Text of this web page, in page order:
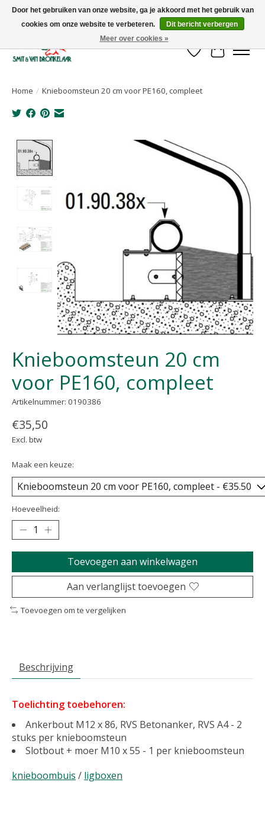
Uw leverancier voor stalinrichtingen en het opruwen van betonvloeren!
Verlanglijst
Home / Knieboomsteun 20 cm voor PE160, compleet
Product image slideshow Items
Knieboomsteun 20 cm
voor PE160, compleet
Artikelnummer: 0190386
€35,50
Excl. btw
Maak een keuze:
Hoeveelheid:
Toevoegen aan winkelwagen
Aan verlanglijst toevoegen
Toevoegen om te vergelijken
Beschrijving
Toelichting toebehoren:
Ankerbout M12 x 86, RVS Betonanker, RVS A4 - 2
stuks per knieboomsteun
Slotbout + moer M10 x 55 - 1 per knieboomsteun
knieboombuis / ligboxen
Door het gebruiken van onze website, ga je akkoord met het gebruik van
cookies om onze website te verbeteren.
Dit bericht verbergen
Meer over cookies »